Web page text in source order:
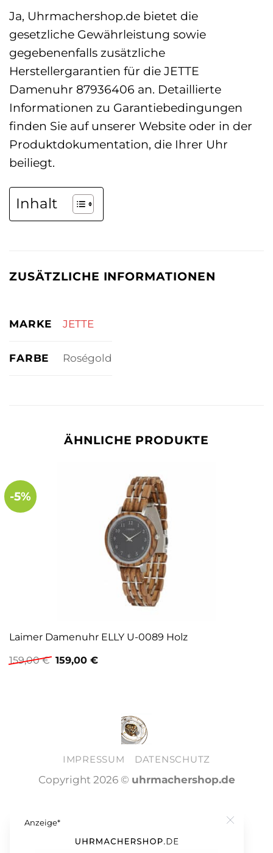
Ja, Uhrmachershop.de bietet die
gesetzliche Gewährleistung sowie
gegebenenfalls zusätzliche
Herstellergarantien für die JETTE
Damenuhr 87936406 an. Detaillierte
Informationen zu Garantiebedingungen
finden Sie auf unserer Website oder in der
Produktdokumentation, die Ihrer Uhr
beiliegt.
Inhalt
ZUSÄTZLICHE INFORMATIONEN
MARKE JETTE
FARBE Roségold
ÄHNLICHE PRODUKTE
-5%
Laimer Damenuhr ELLY U-0089 Holz
159,00€ Ursprünglicher
Preis
159,00 €Aktueller
IMPRESSUM DATENSCHUTZ
Copyright 2026 © uhrmachershop.de
Anzeige* Close